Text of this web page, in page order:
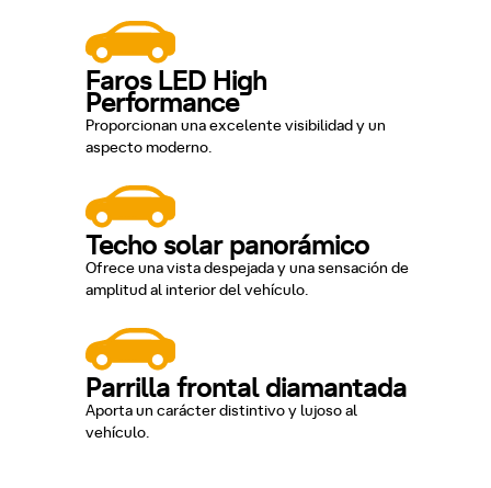
Faros LED High
Performance
Proporcionan una excelente visibilidad y un
aspecto moderno.
Techo solar panorámico
Ofrece una vista despejada y una sensación de
amplitud al interior del vehículo.
Parrilla frontal diamantada
Aporta un carácter distintivo y lujoso al
vehículo.